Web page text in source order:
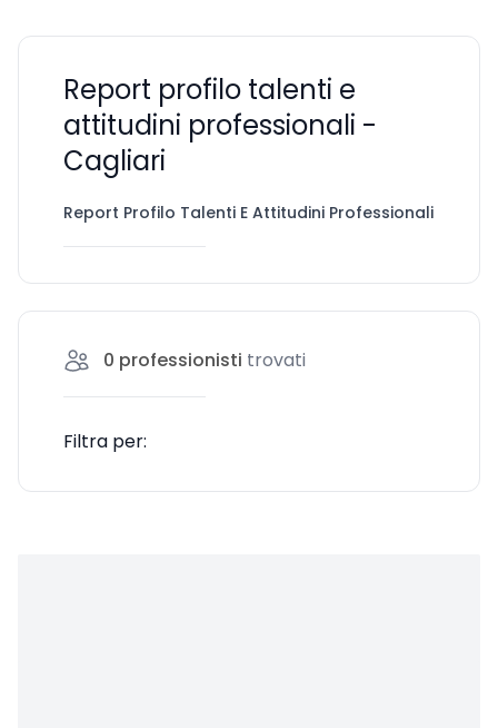
Report profilo talenti e
attitudini professionali -
Cagliari
Report Profilo Talenti E Attitudini Professionali
0 professionisti trovati
Filtra per: